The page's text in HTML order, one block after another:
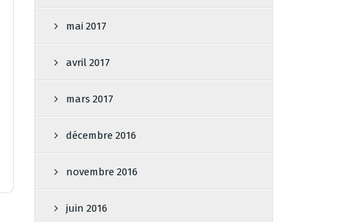
mai 2017
avril 2017
mars 2017
décembre 2016
novembre 2016
juin 2016